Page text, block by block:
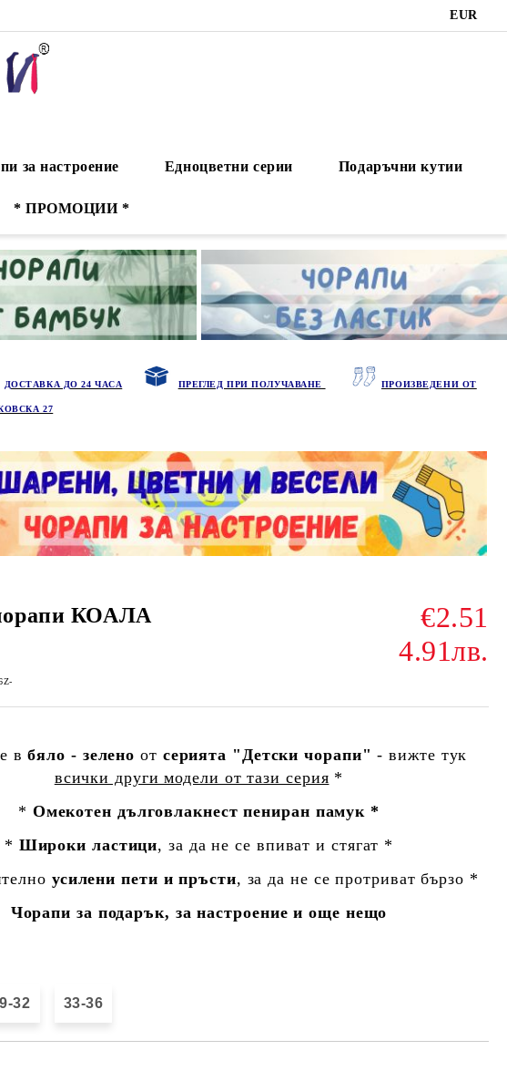
EUR
за настроение Едноцветни серии Подаръчни кутии
* ПРОМОЦИИ *
ДОСТАВКА ДО 24 ЧАСА ПРЕГЛЕД ПРИ ПОЛУЧАВАНЕ ПРОИЗВЕДЕНИ ОТ
27
КОАЛА
€2.51
4.91лв.
вбяло - зелено от серията "Детски чорапи" - вижте тук
всички други модели от тази серия *
* Омекотен дълговлакнест пениран памук *
* Широки ластици, за да не се впиват и стягат *
усилени пети и пръсти, за да не се протриват бързо *
Чорапи за подарък, за настроение и още нещо
32 33-36